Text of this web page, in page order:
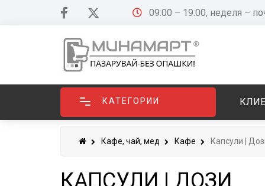
09:00 – 19:00, неделя –
КАТЕГОРИИ
Кафе, чай, мед Кафе Капсули |
КАПСУЛИ | ДОЗИ